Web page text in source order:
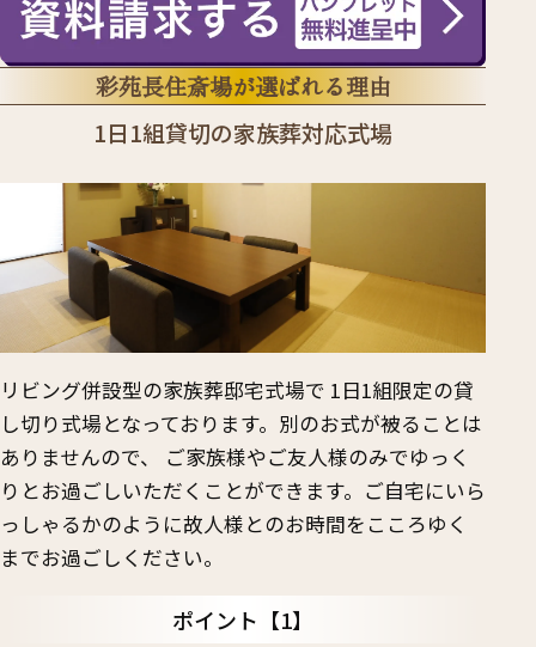
彩苑長住斎場が選ばれる理由
1日1組貸切の家族葬対応式場
リビング併設型の家族葬邸宅式場で 1日1組限定の貸
し切り式場となっております。別のお式が被ることは
ありませんので、 ご家族様やご友人様のみでゆっく
りとお過ごしいただくことができます。ご自宅にいら
っしゃるかのように故人様とのお時間をこころゆく
までお過ごしください。
ポイント